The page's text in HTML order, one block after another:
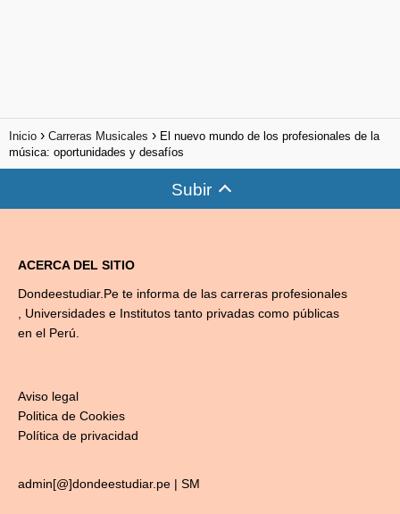
Inicio Carreras Musicales
El nuevo mundo de los profesionales de la
música: oportunidades y desafíos
Subir
ACERCA DEL SITIO
Dondeestudiar.Pe te informa de las carreras profesionales
, Universidades e Institutos tanto privadas como públicas
en el Perú.
Aviso legal
Politica de Cookies
Política de privacidad
admin[@]dondeestudiar.pe | SM